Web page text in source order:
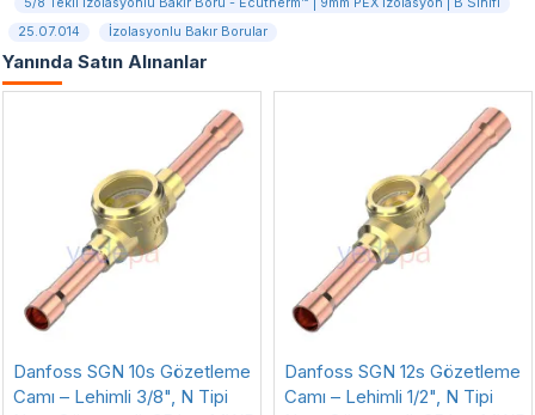
25.07.014
İzolasyonlu Bakır Borular
Yanında Satın Alınanlar
Danfoss SGN 10s Gözetleme
Camı – Lehimli 3/8", N Tipi
Danfoss SGN 12s Gözetleme
Camı – Lehimli 1/2", N Tipi